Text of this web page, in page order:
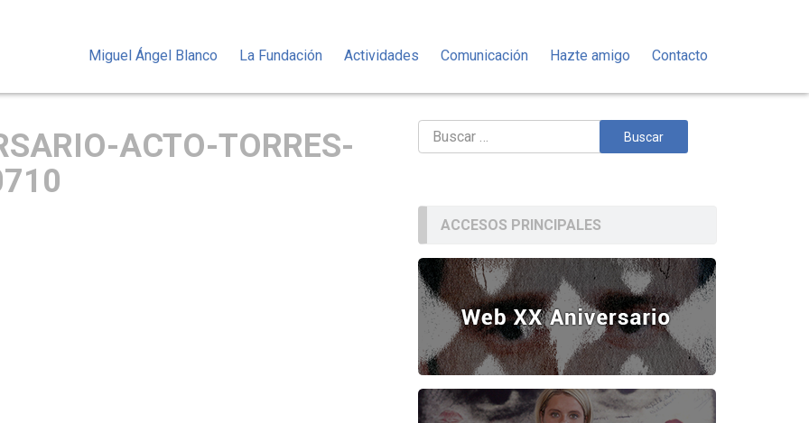
Miguel Ángel Blanco La Fundación Actividades Comunicación Hazte amigo Contacto
ACTO-TORRES-
Buscar:
ACCESOS PRINCIPALES